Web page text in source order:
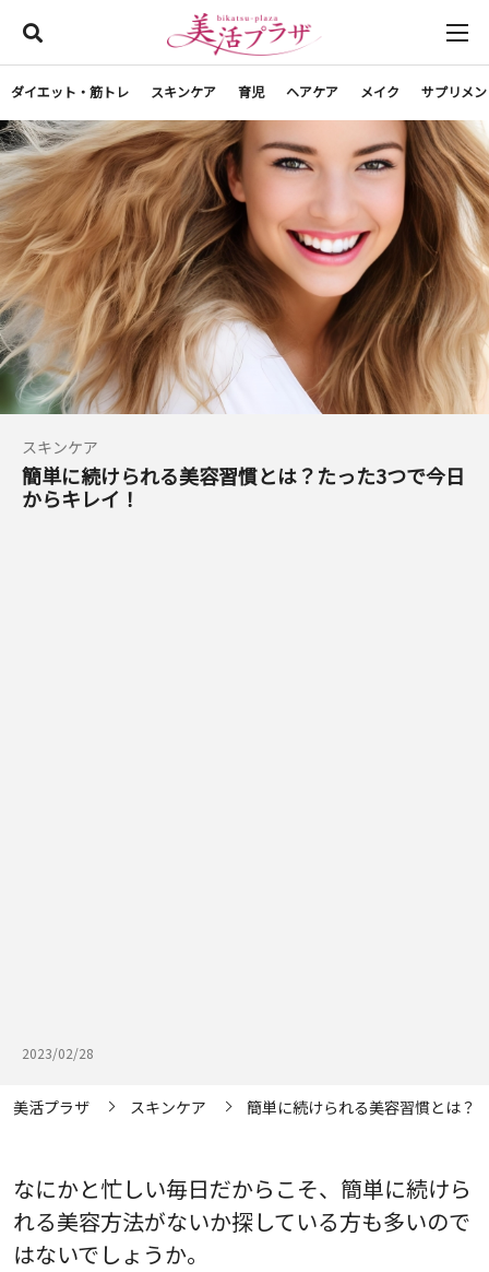
ダイエット・筋トレ スキンケア 育児 ヘアケア メイク サプリメ
スキンケア
簡単に続けられる美容習慣とは？たった3つで今日
からキレイ！
2023/02/28
美活プラザ スキンケア 簡単に続けられる美容習慣とは？
なにかと忙しい毎日だからこそ、簡単に続けら
れる美容方法がないか探している方も多いので
はないでしょうか。